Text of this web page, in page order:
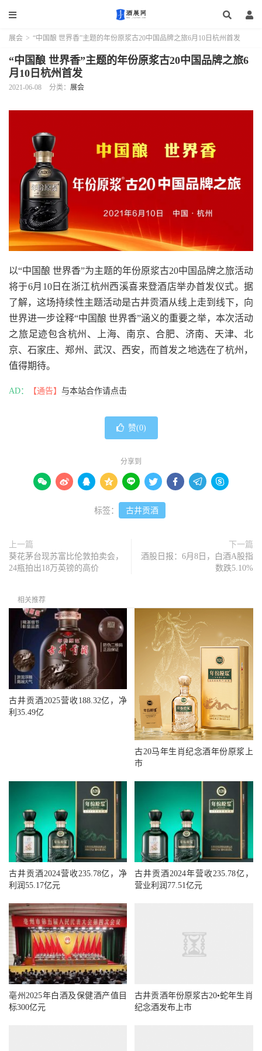
展会 > “中国酿 世界香”主题的年份原浆古20中国品牌之旅6月10日杭州首发
“中国酿 世界香”主题的年份原浆古20中国品牌之旅6
月10日杭州首发
2021-06-08 分类： 展会
以“中国酿 世界香”为主题的年份原浆古20中国品牌之旅活动
将于6月10日在浙江杭州西溪喜来登酒店举办首发仪式。据
了解，这场持续性主题活动是古井贡酒从线上走到线下，向
世界进一步诠释“中国酿 世界香”涵义的重要之举，本次活动
之旅足迹包含杭州、上海、南京、合肥、济南、天津、北
京、石家庄、郑州、武汉、西安，而首发之地选在了杭州，
值得期待。
AD： 【通告】 与本站合作请点击
赞(0)
分享到
        
标签： 古井贡酒
上一篇
葵花茅台现苏富比伦敦拍卖会，
24瓶拍出18万英镑的高价
下一篇
酒股日报：6月8日，白酒A股指
数跌5.10%
相关推荐
古井贡酒2025营收188.32亿，净
利35.49亿
古20马年生肖纪念酒年份原浆上
市
古井贡酒2024营收235.78亿，净
利润55.17亿元
古井贡酒2024年营收235.78亿，
营业利润77.51亿元
亳州2025年白酒及保健酒产值目
标300亿元
古井贡酒年份原浆古20•蛇年生肖
纪念酒发布上市